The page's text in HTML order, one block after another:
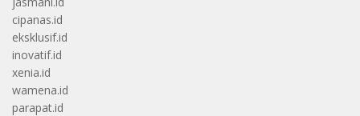
cipanas.id
eksklusif.id
inovatif.id
xenia.id
wamena.id
parapat.id